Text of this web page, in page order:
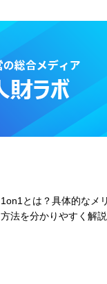
1on1とは？具体的なメ
方法を分かりやすく解説